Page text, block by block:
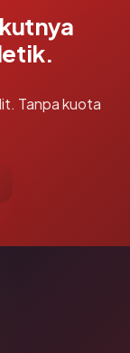
Tanpa kuota